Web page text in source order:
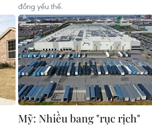
đồng yếu thế.
Mỹ: Nhiều bang "rục rịch"